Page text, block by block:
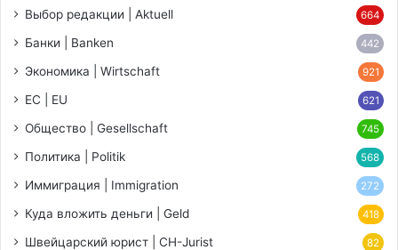
Выбор редакции | Aktuell 664
Банки | Banken 442
Экономика | Wirtschaft 921
ЕС | EU 621
Общество | Gesellschaft 745
Политика | Politik 568
Иммиграция | Immigration 272
Куда вложить деньги | Geld 418
Швейцарский юрист | CH-Jurist 82